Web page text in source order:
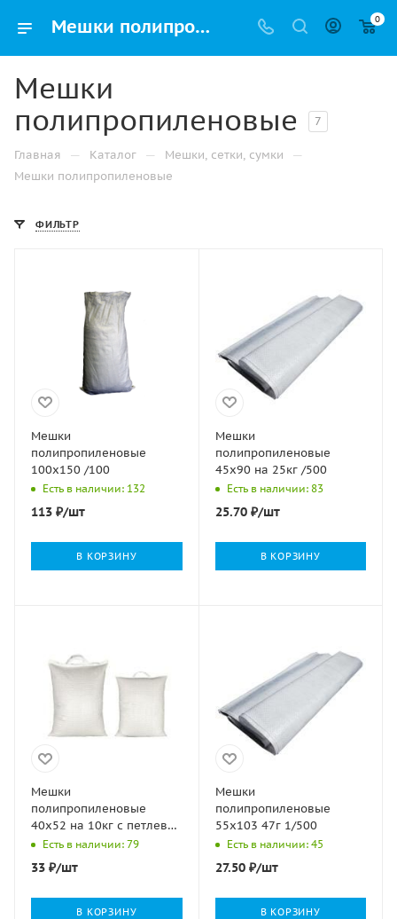
Мешки полипропиленовые – купить в Челябинске по самой низкой цене с доставкой 0
Мешки
полипропиленовые
7
Главная — Каталог — Мешки, сетки, сумки —
Мешки полипропиленовые
ФИЛЬТР
Мешки
полипропиленовые
100х150 /100
Есть в наличии: 132
113 ₽/шт
В КОРЗИНУ
Мешки
полипропиленовые
45х90 на 25кг /500
Есть в наличии: 83
25.70₽/шт
В КОРЗИНУ
Мешки
полипропиленовые
40х52 на 10кг с петлевой
ручкой 100/1000
Есть в наличии: 79
33 ₽/шт
В КОРЗИНУ
Мешки
полипропиленовые
55х103 47г 1/500
Есть в наличии: 45
27.50₽/шт
В КОРЗИНУ